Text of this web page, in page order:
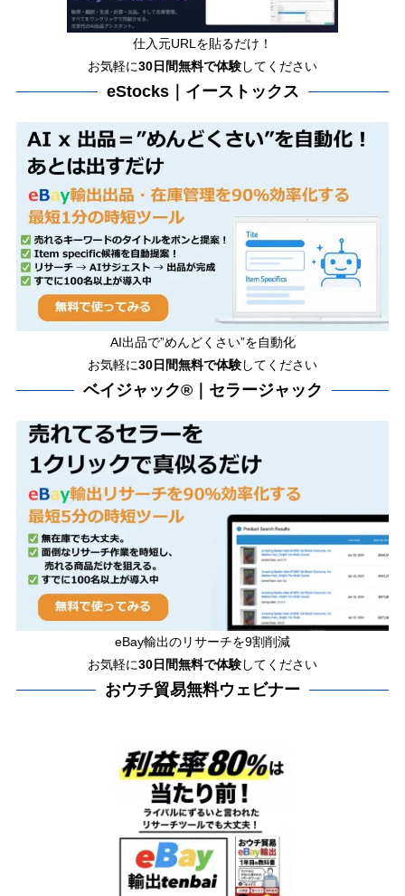
仕入元URLを貼るだけ！
お気軽に30日間無料で体験してください
eStocks｜イーストックス
AI出品で”めんどくさい”を自動化
お気軽に30日間無料で体験してください
ベイジャック®｜セラージャック
eBay輸出のリサーチを9割削減
お気軽に30日間無料で体験してください
おウチ貿易無料ウェビナー